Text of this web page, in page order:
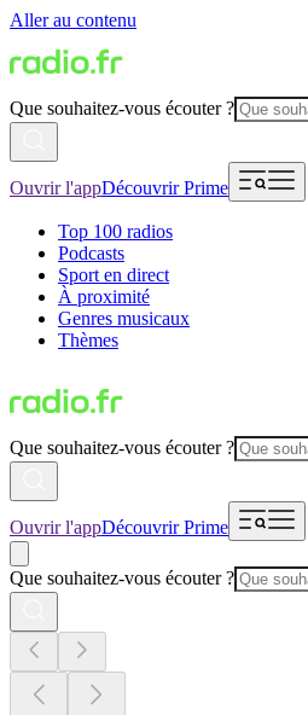
Aller au contenu
Que souhaitez-vous écouter ?
Ouvrir l'appDécouvrir Prime
Top 100 radios
Podcasts
Sport en direct
À proximité
Genres musicaux
Thèmes
Que souhaitez-vous écouter ?
Ouvrir l'appDécouvrir Prime
Que souhaitez-vous écouter ?